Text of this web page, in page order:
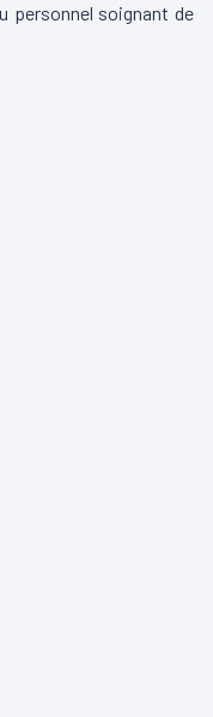
personnel soignant de